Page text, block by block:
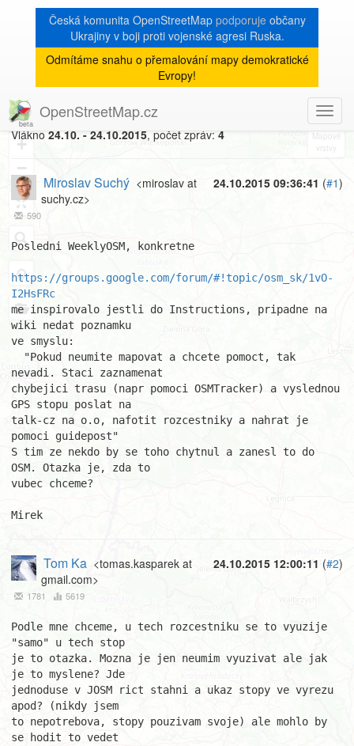
Česká komunita OpenStreetMap podporujeobčany
Ukrajiny v boji proti vojenské agresi Ruska.
Odmítáme snahu o přemalování mapy demokratické
Evropy!
OpenStreetMap.cz
8
+
−
« zpět na výpis měsíce
[Talk-cz]
Chceme jenom gps stopy?
Vlákno 24.10. - 24.10.2015, počet zpráv: 4
24.10.2015 09:36:41 (#1)
Miroslav Suchý <miroslav at
suchy.cz>
590
Posledni WeeklyOSM, konkretne
https://groups.google.com/forum/#!topic/osm_sk/1vO-
I2HsFRc
me inspirovalo jestli do Instructions, pripadne na
wiki nedat poznamku
ve smyslu:
nevadi. Staci zaznamenat
chybejici trasu (napr pomoci OSMTracker) a vyslednou
GPS stopu poslat na
talk-cz na o.o, nafotit rozcestniky a nahrat je
pomoci guidepost"
S tim ze nekdo by se toho chytnul a zanesl to do
OSM. Otazka je, zda to
vubec chceme?
Mirek
24.10.2015 12:00:11 (#2)
Tom Ka <tomas.kasparek at
gmail.com>
1781 5619
Podle mne chceme, u tech rozcestniku se to vyuzije
"samo" u tech stop
je to otazka. Mozna je jen neumim vyuzivat ale jak
je to myslene? Jde
jednoduse v JOSM rict stahni a ukaz stopy ve vyrezu
apod? (nikdy jsem
to nepotrebova, stopy pouzivam svoje) ale mohlo by
se hodit to vedet